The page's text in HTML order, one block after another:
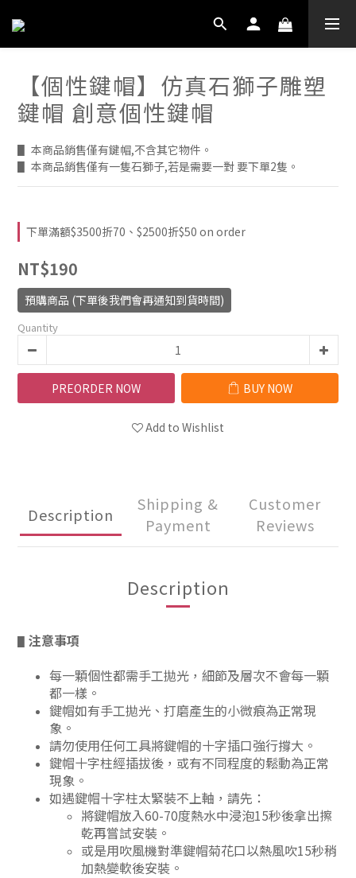
【個性鍵帽】仿真石獅子雕塑
鍵帽 創意個性鍵帽
▋ 本商品銷售僅有鍵帽,不含其它物件。
▋ 本商品銷售僅有一隻石獅子,若是需要一對 要下單2隻。
下單滿額$3500折70、$2500折$50 on order
NT$190
預購商品 (下單後我們會再通知到貨時間)
Quantity
PREORDER NOW BUY NOW
Add to Wishlist
Description
Shipping &
Payment
Customer
Reviews
Description
▋ 注意事項
每一顆個性都需手工拋光，細節及層次不會每一顆
都一樣。
鍵帽如有手工拋光、打磨產生的小微痕為正常現
象。
請勿使用任何工具將鍵帽的十字插口強行撐大。
鍵帽十字柱經插拔後，或有不同程度的鬆動為正常
現象。
如遇鍵帽十字柱太緊裝不上軸，請先：
將鍵帽放入60-70度熱水中浸泡15秒後拿出擦
乾再嘗試安裝。
或是用吹風機對準鍵帽菊花口以熱風吹15秒稍
加熱變軟後安裝。